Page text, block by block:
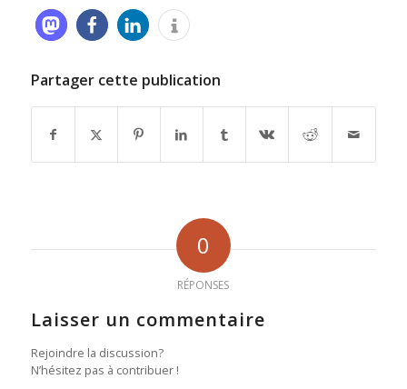
Partager cette publication
0
RÉPONSES
Laisser un commentaire
Rejoindre la discussion?
N’hésitez pas à contribuer !